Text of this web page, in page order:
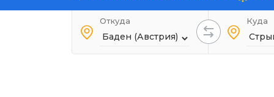
+38 067 240
+38 093 153
Откуда Куда